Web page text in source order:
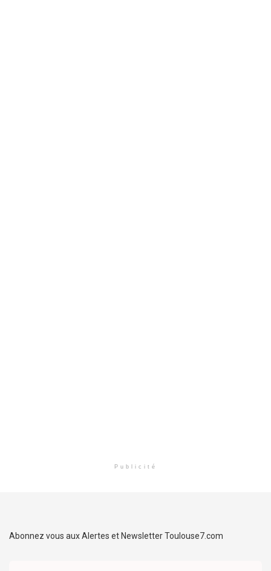
Publicité
Abonnez vous aux Alertes et Newsletter Toulouse7.com